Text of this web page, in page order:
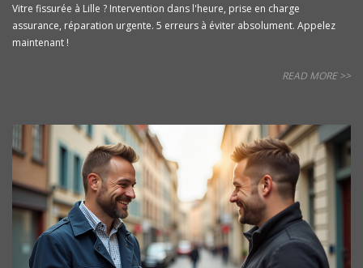
Vitre fissurée à Lille ? Intervention dans l'heure, prise en charge
assurance, réparation urgente. 5 erreurs à éviter absolument. Appelez
maintenant !
READ MORE >>